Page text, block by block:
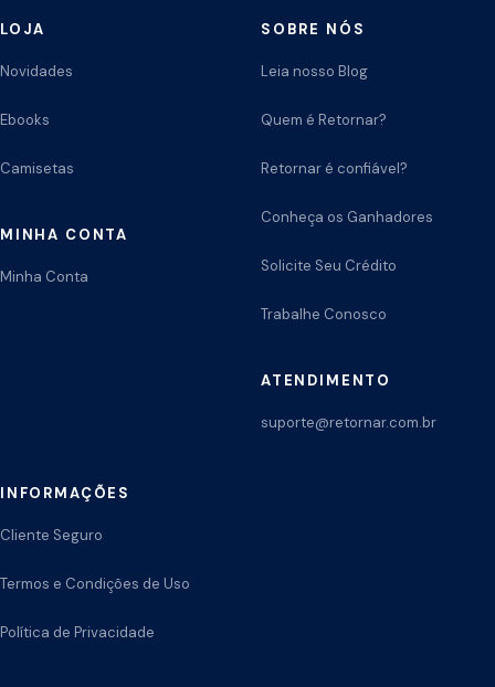
LOJA
Novidades
Ebooks
Camisetas
MINHA CONTA
Minha Conta
SOBRE NÓS
Leia nosso Blog
Quem é Retornar?
Retornar é confiável?
Conheça os Ganhadores
Solicite Seu Crédito
Trabalhe Conosco
ATENDIMENTO
suporte@retornar.com.br
INFORMAÇÕES
Cliente Seguro
Termos e Condições de Uso
Política de Privacidade